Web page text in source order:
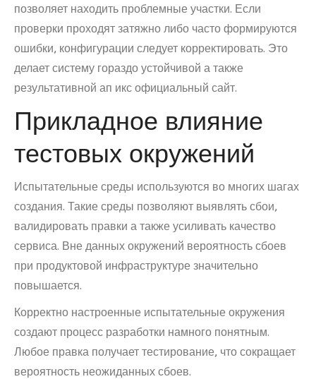
позволяет находить проблемные участки. Если
проверки проходят затяжно либо часто формируются
ошибки, конфигурации следует корректировать. Это
делает систему гораздо устойчивой а также
результативной ап икс официальный сайт.
Прикладное влияние
тестовых окружений
Испытательные среды используются во многих шагах
создания. Такие среды позволяют выявлять сбои,
валидировать правки а также усиливать качество
сервиса. Вне данных окружений вероятность сбоев
при продуктовой инфраструктуре значительно
повышается.
Корректно настроенные испытательные окружения
создают процесс разработки намного понятным.
Любое правка получает тестирование, что сокращает
вероятность неожиданных сбоев.